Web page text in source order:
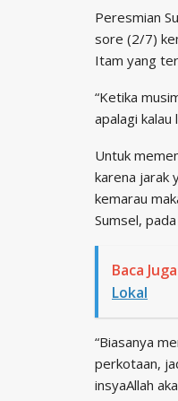
Peresmian
sore (2/7)
Itam yang
“Ketika
apalagi
Untuk
karena jarak
kemarau
Sumsel,
Baca
Lokal
“Biasanya
perkotaan,
insyaAllah